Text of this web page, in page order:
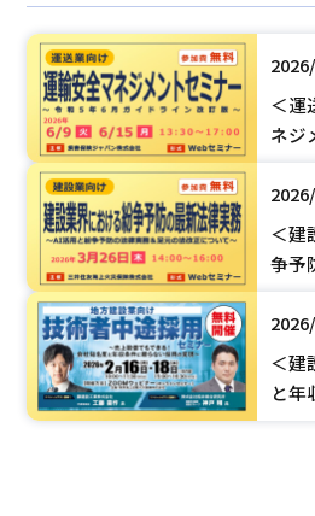
＜運
ネジ
イン
定
＜建
争予
法）
ミナ
＜建
と年